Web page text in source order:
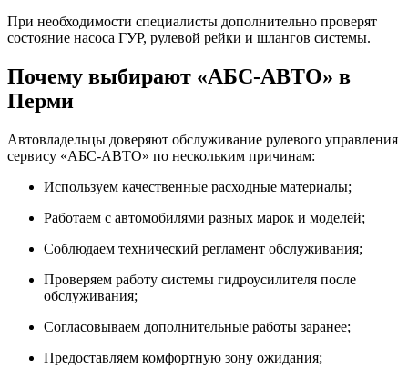
При необходимости специалисты дополнительно проверят
состояние насоса ГУР, рулевой рейки и шлангов системы.
Почему выбирают «АБС-АВТО» в
Перми
Автовладельцы доверяют обслуживание рулевого управления
сервису «АБС-АВТО» по нескольким причинам:
Используем качественные расходные материалы;
Работаем с автомобилями разных марок и моделей;
Соблюдаем технический регламент обслуживания;
Проверяем работу системы гидроусилителя после
обслуживания;
Согласовываем дополнительные работы заранее;
Предоставляем комфортную зону ожидания;